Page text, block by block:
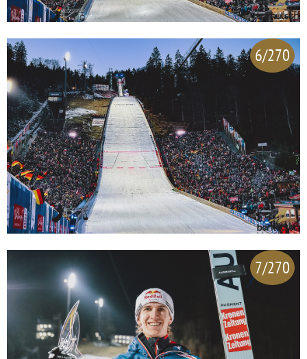
6/270
7/270